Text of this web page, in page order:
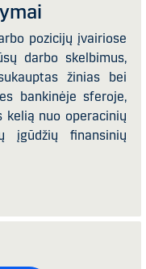
pozicijų įvairiose
darbo skelbimus,
žinias bei
bankinėje sferoje,
kelią nuo operacinių
įgūdžių finansinių